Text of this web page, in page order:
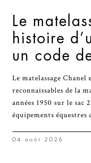
Le
histoire
un code
Le matelassage Chanel
reconnaissables de la
années 1950 sur le sac
équipements équestres
04 août 2026